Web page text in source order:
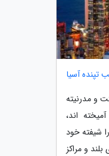
تپنده آسیا
و مدرنیته
اند،
شیفته خود
و مراکز